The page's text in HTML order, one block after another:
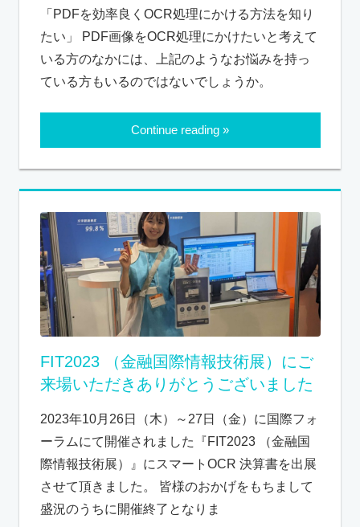
「PDFを効率良くOCR処理にかける方法を知り
たい」 PDF画像をOCR処理にかけたいと考えて
いる方のなかには、上記のようなお悩みを持っ
ている方もいるのではないでしょうか。
Continue reading
FIT2023 （金融国際情報技術展）にご
来場いただきありがとうございました
2023年10月26日（木）～27日（金）に国際フォ
ーラムにて開催されました『FIT2023 （金融国
際情報技術展）』にスマートOCR 決算書を出展
させて頂きました。 皆様のおかげをもちまして
盛況のうちに開催終了となりま